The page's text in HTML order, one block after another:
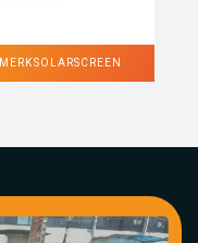
MERK SOLARSCREEN